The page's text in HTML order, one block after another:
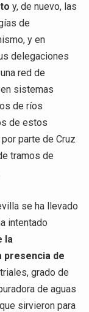
y, de nuevo, las
de
y en
delegaciones
red de
sistemas
de ríos
de estos
parte de Cruz
tramos de
se ha llevado
intentado
la
presencia de
grado de
de aguas
sirvieron para